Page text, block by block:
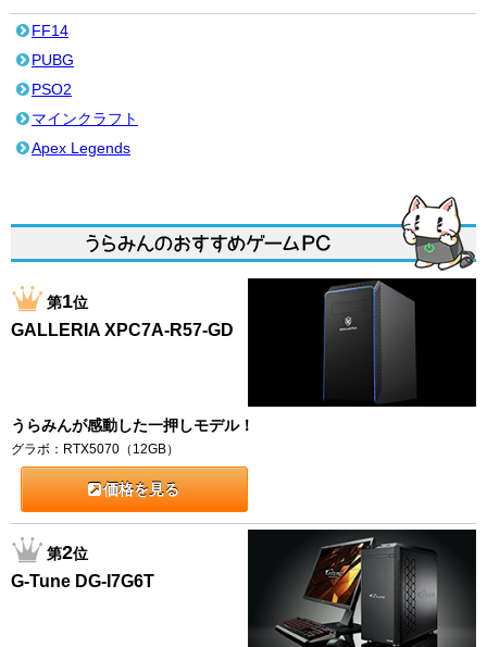
FF14
PUBG
PSO2
マインクラフト
Apex Legends
第1位
GALLERIA XPC7A-R57-GD
うらみんが感動した一押しモデル！
グラボ：RTX5070（12GB）
価格を見る
第2位
G-Tune DG-I7G6T